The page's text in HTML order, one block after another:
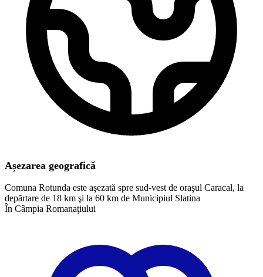
Așezarea geografică
Comuna Rotunda este aşezată spre sud-vest de oraşul Caracal, la
depărtare de 18 km şi la 60 km de Municipiul Slatina
În Câmpia Romanaţiului